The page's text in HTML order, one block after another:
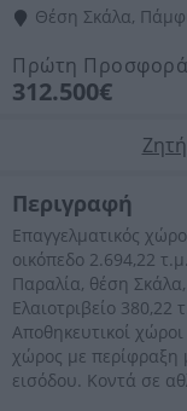
Θέση Σκάλα,
Πρώτη
312.500€
Περιγραφή
Επαγγελματικός
οικόπεδο 2.694,22
Παραλία, θέση
Ελαιοτριβείο 380,22
Αποθηκευτικοί
χώρος με περίφραξη
εισόδου. Κοντά σε